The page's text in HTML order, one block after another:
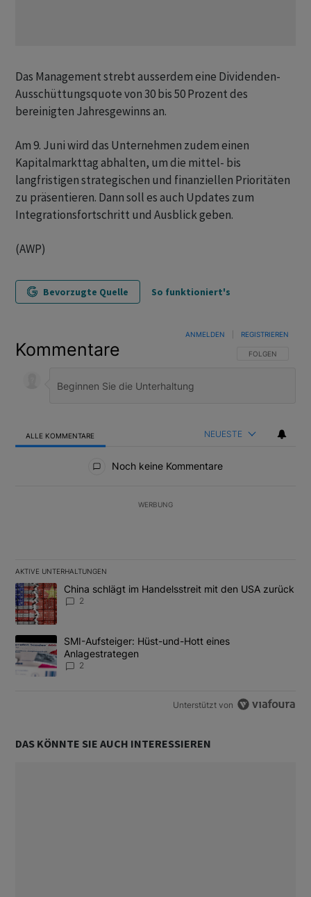
Das Management strebt ausserdem eine Dividenden-
Ausschüttungsquote von 30 bis 50 Prozent des
bereinigten Jahresgewinns an.
Am 9. Juni wird das Unternehmen zudem einen
Kapitalmarkttag abhalten, um die mittel- bis
langfristigen strategischen und finanziellen Prioritäten
zu präsentieren. Dann soll es auch Updates zum
Integrationsfortschritt und Ausblick geben.
(AWP)
Bevorzugte Quelle So funktioniert's
Kommentare FOLGE DIESER
FOLGEN
ANMELDEN REGISTRIEREN
ALLE KOMMENTARE NEUESTE
Noch keine Kommentare
WERBUNG
AKTIVE UNTERHALTUNGEN
Das Folgende ist eine Liste der am meisten kommentierten
Ein Trendartikel mit dem Titel "China schlägt im Handelsstreit
China schlägt im Handelsstreit mit den USA zurück
2
Ein Trendartikel mit dem Titel "SMI-Aufsteiger: Hüst-und-Hott
SMI-Aufsteiger: Hüst-und-Hott eines
Anlagestrategen
2
Unterstützt von
DAS KÖNNTE SIE AUCH INTERESSIEREN